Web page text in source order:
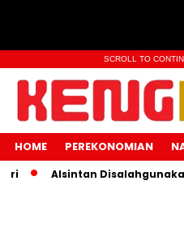
SCROLL TO
HOME PEREKONOMIAN
Alsintan Disalahgunakan?